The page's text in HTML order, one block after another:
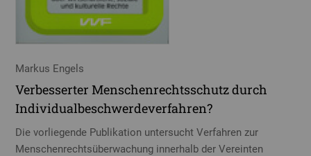
Markus Engels
Verbesserter Menschenrechtsschutz durch
Individualbeschwerdeverfahren?
Die vorliegende Publikation untersucht Verfahren zur
Menschenrechtsüberwachung innerhalb der Vereinten